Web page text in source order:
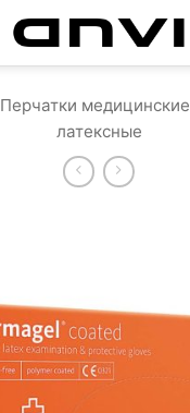
Перчатки медицинские
латексные